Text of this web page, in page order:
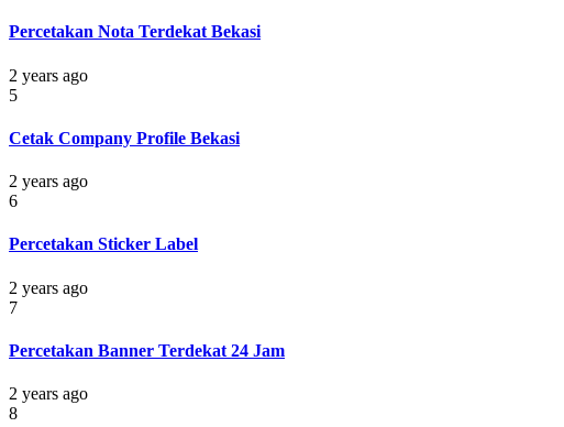
Percetakan Nota Terdekat Bekasi
2 years ago
5
Cetak Company Profile Bekasi
2 years ago
6
Percetakan Sticker Label
2 years ago
7
Percetakan Banner Terdekat 24 Jam
2 years ago
8